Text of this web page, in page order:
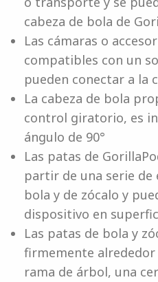
cabeza de bola de
Las cámaras o
compatibles con un
pueden conectar a la
La cabeza de bola
control giratorio, es
ángulo de 90°
Las patas de
partir de una serie de
bola y de zócalo y
dispositivo en
Las patas de bola y
firmemente
rama de árbol, una